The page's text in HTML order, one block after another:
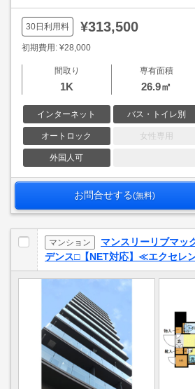
30日利用料 ¥313,500
初期費用: ¥28,000
間取り
1K
専有面積
26.9㎡
インターネット バス・トイレ別
オートロック 女性専用
外国人可
お問合せする(無料)
マンション
マンスリーリブマッ
デンス□【NET対応】≪エクセレ